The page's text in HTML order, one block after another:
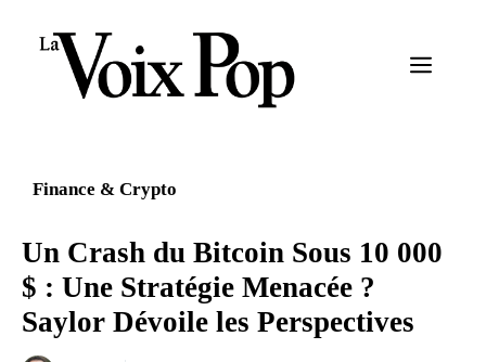
Menu
Finance & Crypto
Un Crash du Bitcoin Sous 10 000
$ : Une Stratégie Menacée ?
Saylor Dévoile les Perspectives